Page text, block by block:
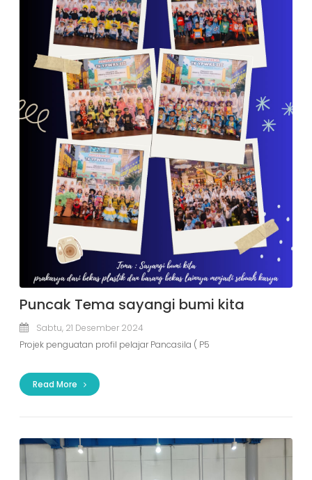
Puncak Tema sayangi bumi kita
Sabtu, 21 Desember 2024
Projek penguatan profil pelajar Pancasila ( P5
Read More